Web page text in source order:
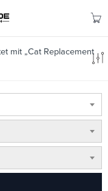
mit „Cat Replacement